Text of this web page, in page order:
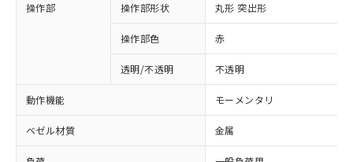
操作部 操作部形状 丸形 突出形
操作部色 赤
透明/不透明 不透明
動作機能 モーメンタリ
ベゼル材質 金属